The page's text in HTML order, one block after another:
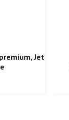
Jet